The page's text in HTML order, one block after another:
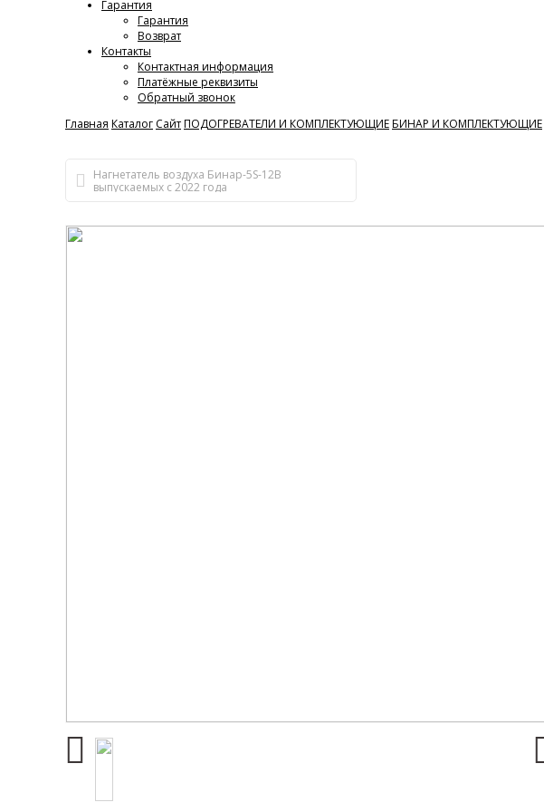
Гарантия
Гарантия
Возврат
Контакты
Контактная информация
Платёжные реквизиты
Обратный звонок
Главная Каталог СайтПОДОГРЕВАТЕЛИ И КОМПЛЕКТУЮЩИЕБИНАР И КОМПЛЕКТУЮЩИЕ
Нагнетатель воздуха Бинар-5S-12В
выпускаемых с 2022 года